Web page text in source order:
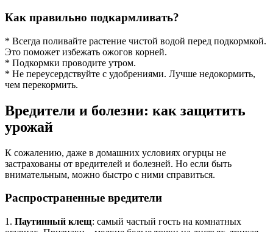
Как правильно подкармливать?
* Всегда поливайте растение чистой водой перед подкормкой.
Это поможет избежать ожогов корней.
* Подкормки проводите утром.
* Не переусердствуйте с удобрениями. Лучше недокормить,
чем перекормить.
Вредители и болезни: как защитить
урожай
К сожалению, даже в домашних условиях огурцы не
застрахованы от вредителей и болезней. Но если быть
внимательным, можно быстро с ними справиться.
Распространенные вредители
1. Паутинный клещ: самый частый гость на комнатных